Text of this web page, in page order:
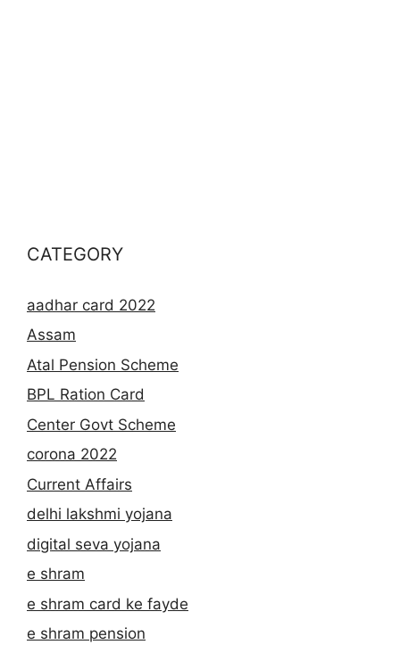
CATEGORY
aadhar card 2022
Assam
Atal Pension Scheme
BPL Ration Card
Center Govt Scheme
corona 2022
Current Affairs
delhi lakshmi yojana
digital seva yojana
e shram
e shram card ke fayde
e shram pension